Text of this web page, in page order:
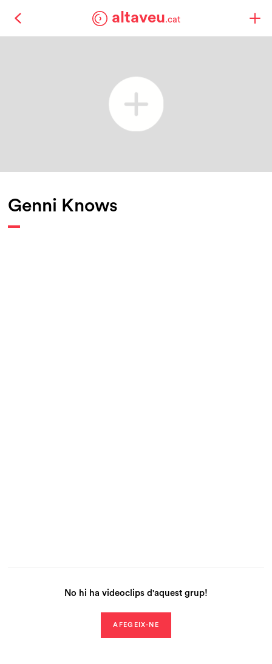
altaveu.cat
Genni Knows
No hi ha videoclips d'aquest grup!
AFEGEIX-NE